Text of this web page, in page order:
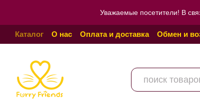
Уважаемые посетители! В
Каталог О нас Оплата и доставка Обмен и
Пользовательское соглашение
Отзывы о